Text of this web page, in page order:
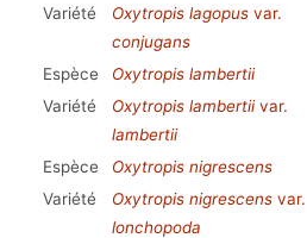
Variété
Oxytropis lagopus var.
conjugans
Espèce Oxytropis lambertii
Variété
Oxytropis lambertiivar.
lambertii
Espèce Oxytropis nigrescens
Variété
Oxytropis nigrescens var.
lonchopoda